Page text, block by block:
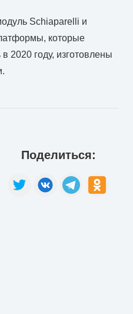
Schiaparelli и
, которые
в 2020 году, изготовлены
.
Поделиться: